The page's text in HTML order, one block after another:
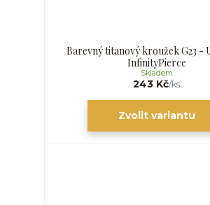
Barevný titanový kroužek G23 -
InfinityPierce
243 Kč/ks
Skladem
Zvolit variantu